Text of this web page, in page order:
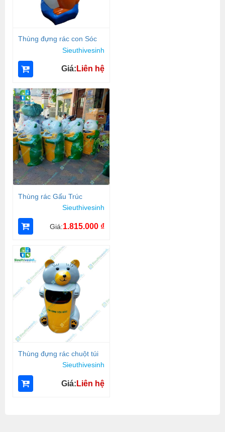
Thùng đựng rác con Sóc
Sieuthivesinh
Giá: Liên hệ
Thùng rác Gấu Trúc
Sieuthivesinh
Giá:1.815.000 ₫
Thùng đựng rác chuột túi
Sieuthivesinh
Giá: Liên hệ